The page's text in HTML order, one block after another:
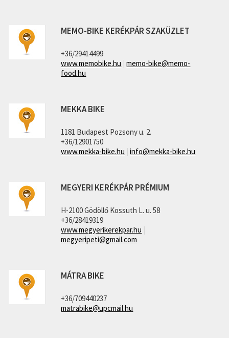
MEMO-BIKE KERÉKPÁR SZAKÜZLET
+36/29414499
www.memobike.hu |memo-bike@memo-
food.hu
MEKKA BIKE
1181 Budapest Pozsony u. 2.
+36/12901750
www.mekka-bike.hu |info@mekka-bike.hu
MEGYERI KERÉKPÁR PRÉMIUM
H-2100 Gödöllő Kossuth L. u. 58
+36/28419319
www.megyerikerekpar.hu |
megyeripeti@gmail.com
MÁTRA BIKE
+36/709440237
matrabike@upcmail.hu